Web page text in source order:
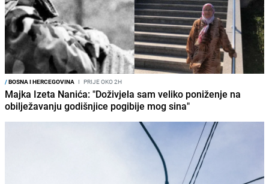
/BOSNA I HERCEGOVINA I PRIJE OKO 2H
Majka Izeta Nanića: "Doživjela sam veliko poniženje na
obilježavanju godišnjice pogibije mog sina"